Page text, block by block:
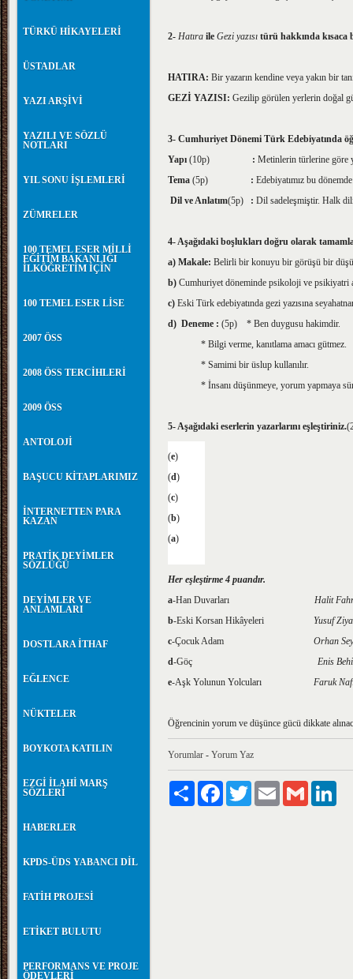
TÜRKÜ HİKAYELERİ
ÜSTADLAR
YAZI ARŞİVİ
YAZILI VE SÖZLÜ
NOTLARI
YIL SONU İŞLEMLERİ
ZÜMRELER
100 TEMEL ESER MİLLİ
EĞİTİM BAKANLIĞI
İLKÖĞRETİM İÇİN
100 TEMEL ESER LİSE
2007 ÖSS
2008 ÖSS TERCİHLERİ
2009 ÖSS
ANTOLOJİ
BAŞUCU KİTAPLARIMIZ
İNTERNETTEN PARA
KAZAN
PRATİK DEYİMLER
SÖZLÜĞÜ
DEYİMLER VE
ANLAMLARI
DOSTLARA İTHAF
EĞLENCE
NÜKTELER
BOYKOTA KATILIN
EZGİ İLAHİ MARŞ
SÖZLERİ
HABERLER
KPDS-ÜDS YABANCI DİL
FATİH PROJESİ
ETİKET BULUTU
PERFORMANS VE PROJE
ÖDEVLERİ
2- Hatıra ile Gezi yazısı türü hakkında kısaca
HATIRA: Bir yazarın kendine veya yakın bir
GEZİ YAZISI: Gezilip görülen yerlerin doğal
3- Cumhuriyet Dönemi Türk Edebiyatında
Yapı (10p) : Metinlerin türlerine göre
Tema (5p) : Edebiyatımız bu
Dil ve Anlatım(5p) : Dil sadeleşmiştir. Halk
4- Aşağıdaki boşlukları doğru olarak
a) Makale: Belirli bir konuyu bir görüşü bir
b) Cumhuriyet döneminde psikoloji ve psikiyatri
c) Eski Türk edebiyatında gezi yazısına
d) Deneme : (5p)
* Ben duygusu hakimdir.
* Bilgi verme, kanıtlama amacı gütmez.
* Samimi bir üslup kullanılır.
* İnsanı düşünmeye, yorum yapmaya
5- Aşağıdaki eserlerin yazarlarını eşleştiriniz.
(e)
(d)
(c)
(b)
(a)
Her eşleştirme 4 puandır.
a-Han Duvarları Halit
b-Eski Korsan Hikâyeleri Yusuf
c-Çocuk Adam Orhan
d-Göç Enis
e-Aşk Yolunun Yolcuları Faruk
Öğrencinin yorum ve düşünce gücü dikkate
Yorumlar - Yorum Yaz
Paylaş FacebookTwitter Email Gmail